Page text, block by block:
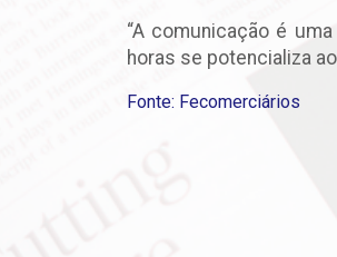
“A comunicação é
horas se potencializa
Fonte: Fecomerciários